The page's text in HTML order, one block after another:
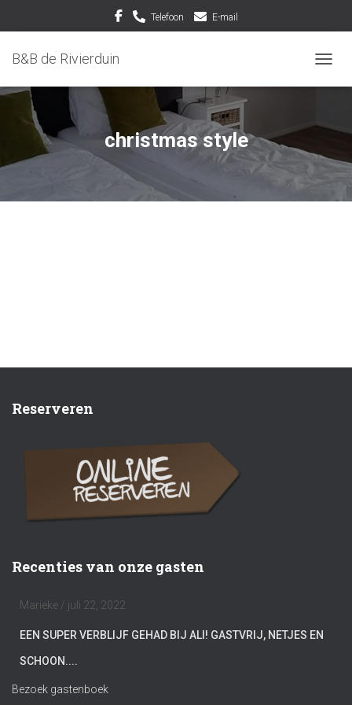
Telefoon E-mail
B&B de Rivierduin
christmas style
Reserveren
Recenties van onze gasten
Marieke / juli 22, 2022
EEN SUPER VERBLIJF GEHAD BIJ ALI! GASTVRIJ, NETJES EN
SCHOON....
Bezoek gastenboek